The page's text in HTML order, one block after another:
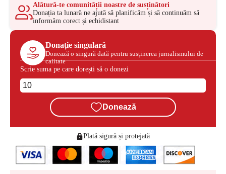
Alătură-te comunității noastre de susținători
Donația ta lunară ne ajută să planificăm și să continuăm să
informăm corect și echidistant
Donație singulară
Donează o singură dată pentru susținerea jurnalismului de
calitate
Scrie suma pe care dorești să o donezi
Donează
Plată sigură și protejată